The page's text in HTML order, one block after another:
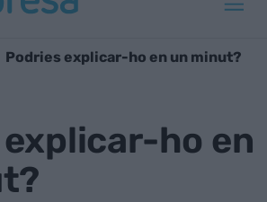
Podries explicar-ho en un minut?
ho en